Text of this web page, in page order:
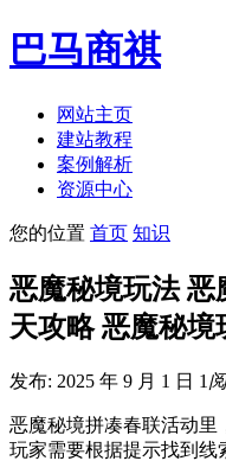
巴马商祺
网站主页
建站教程
案例解析
资源中心
您的位置 首页 知识
恶魔秘境玩法 恶
天攻略 恶魔秘境
发布: 2025 年 9 月 1 日 1
恶魔秘境拼凑春联活动里
玩家需要根据提示找到线